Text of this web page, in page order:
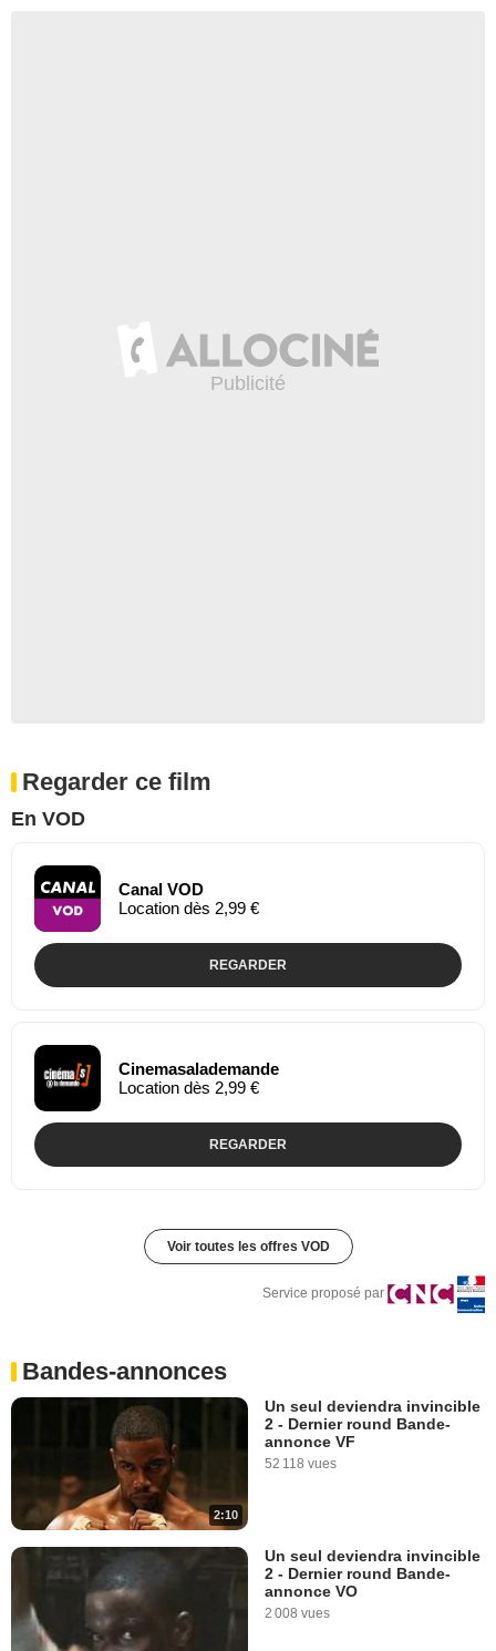
Regarder ce film
En VOD
Canal VOD
Location dès 2,99 €
REGARDER
Cinemasalademande
Location dès 2,99 €
REGARDER
Voir toutes les offres VOD
Service proposé par
Bandes-annonces
2:10
Un seul deviendra invincible
2 - Dernier round Bande-
annonce VF
52 118 vues
Un seul deviendra invincible
2 - Dernier round Bande-
annonce VO
2 008 vues